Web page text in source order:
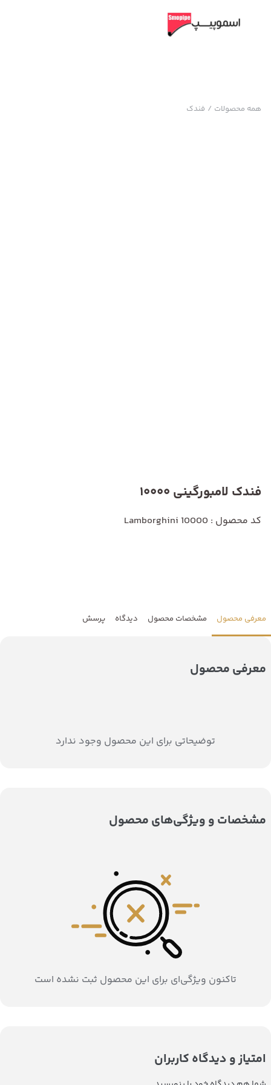
همه محصولات / فندک
فندک لامبورگینی 10000
کد محصول : Lamborghini 10000
معرفی محصول مشخصات محصول دیدگاه پرسش
معرفی محصول
توضیحاتی برای این محصول وجود ندارد
مشخصات و ویژگی‌های محصول
تاکنون ویژگی‌ای برای این محصول ثبت نشده است
امتیاز و دیدگاه کاربران